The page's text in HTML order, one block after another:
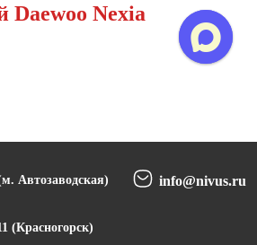
Daewoo Nexia
Автозаводская)
(Красногорск)
info@nivus.ru